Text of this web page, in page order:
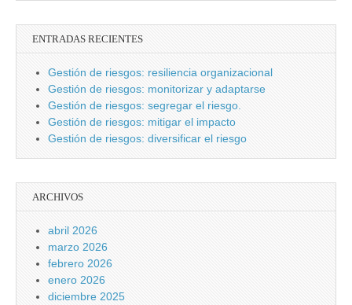
ENTRADAS RECIENTES
Gestión de riesgos: resiliencia organizacional
Gestión de riesgos: monitorizar y adaptarse
Gestión de riesgos: segregar el riesgo.
Gestión de riesgos: mitigar el impacto
Gestión de riesgos: diversificar el riesgo
ARCHIVOS
abril 2026
marzo 2026
febrero 2026
enero 2026
diciembre 2025